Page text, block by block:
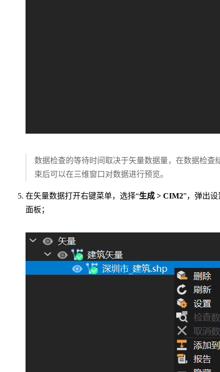
数据检查的等待时间取决于矢量数据量，在数据检查
束后可以在三维窗口对数据进行预览。
在矢量数据打开右键菜单，选择“生成 > CIM2”，弹出设
面板；